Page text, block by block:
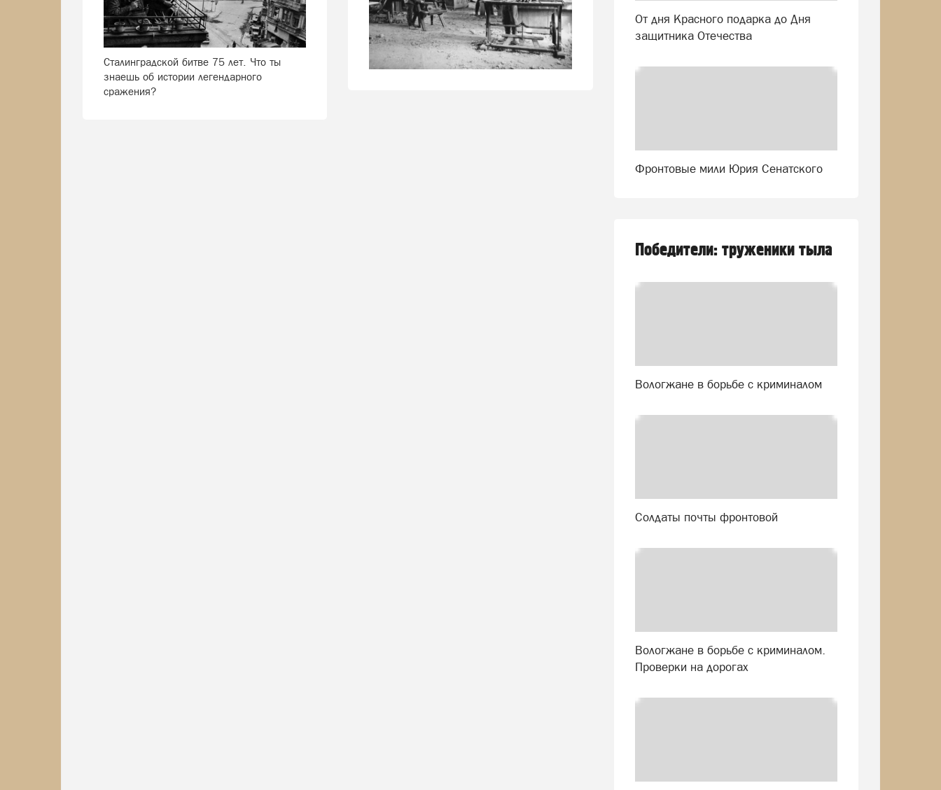
Сталинградской битве 75 лет. Что ты
знаешь об истории легендарного
сражения?
От дня Красного подарка до Дня
защитника Отечества
Фронтовые мили Юрия Сенатского
Победители: труженики тыла
Вологжане в борьбе с криминалом
Солдаты почты фронтовой
Вологжане в борьбе с криминалом.
Проверки на дорогах